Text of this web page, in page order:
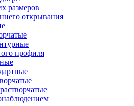
размеров
открывания
профиля